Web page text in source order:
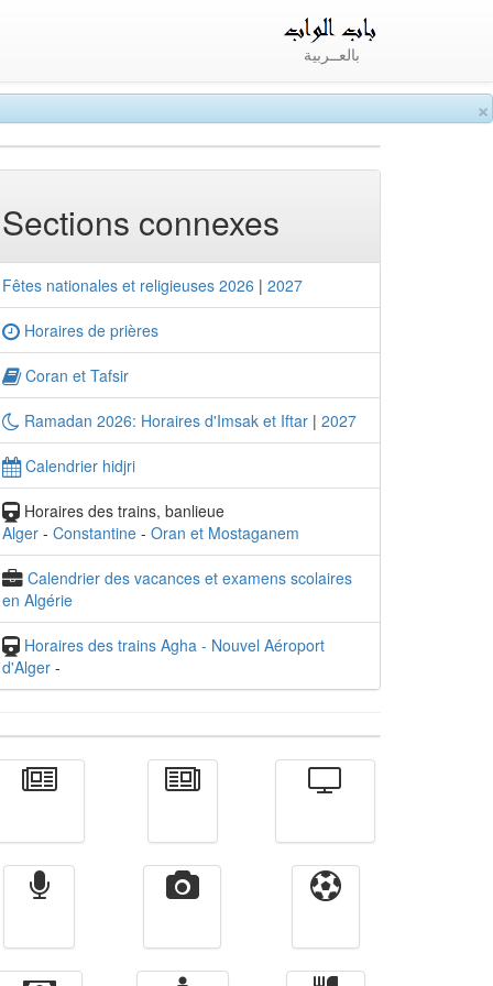
×
بالعــربية
Sections connexes
Fêtes nationales et religieuses 2026 | 2027
Horaires de prières
Coran et Tafsir
Ramadan 2026: Horaires d'Imsak et Iftar | 2027
Calendrier hidjri
Horaires des trains, banlieue
Alger - Constantine - Oran et Mostaganem
Calendrier des vacances et examens scolaires
en Algérie
Horaires des trains Agha - Nouvel Aéroport
d'Alger -